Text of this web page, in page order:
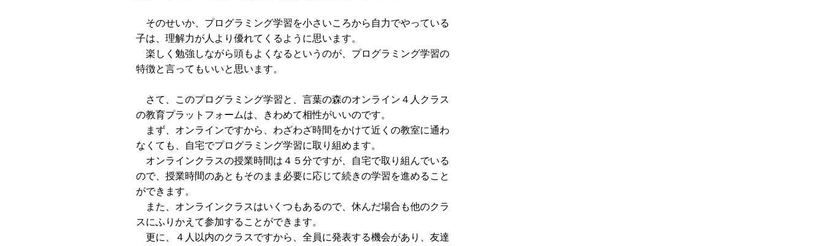
そのせいか、プログラミング学習を小さいころから自力でやっている
子は、理解力が人より優れてくるように思います。
楽しく勉強しながら頭もよくなるというのが、プログラミング学習の
特徴と言ってもいいと思います。
さて、このプログラミング学習と、言葉の森のオンライン４人クラス
の教育プラットフォームは、きわめて相性がいいのです。
まず、オンラインですから、わざわざ時間をかけて近くの教室に通わ
なくても、自宅でプログラミング学習に取り組めます。
オンラインクラスの授業時間は４５分ですが、自宅で取り組んでいる
ので、授業時間のあともそのまま必要に応じて続きの学習を進めること
ができます。
また、オンラインクラスはいくつもあるので、休んだ場合も他のクラ
スにふりかえて参加することができます。
更に、４人以内のクラスですから、全員に発表する機会があり、友達